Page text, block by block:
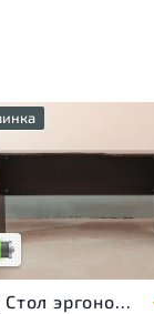
присутствуют
следы
не влияющие
удобство его
степень износа
Стол эргономичный ЛДСП Венге